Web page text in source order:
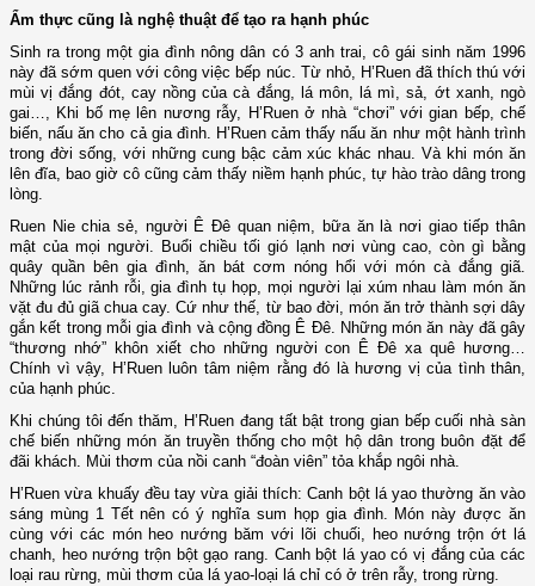
Ẩm thực cũng là nghệ thuật để tạo ra hạnh phúc
Sinh ra trong một gia đình nông dân có 3 anh trai, cô gái sinh năm 1996
này đã sớm quen với công việc bếp núc. Từ nhỏ, H’Ruen đã thích thú với
mùi vị đắng đót, cay nồng của cà đắng, lá môn, lá mì, sả, ớt xanh, ngò
gai…, Khi bố mẹ lên nương rẫy, H’Ruen ở nhà “chơi” với gian bếp, chế
biến, nấu ăn cho cả gia đình. H’Ruen cảm thấy nấu ăn như một hành trình
trong đời sống, với những cung bậc cảm xúc khác nhau. Và khi món ăn
lên đĩa, bao giờ cô cũng cảm thấy niềm hạnh phúc, tự hào trào dâng trong
lòng.
Ruen Nie chia sẻ, người Ê Đê quan niệm, bữa ăn là nơi giao tiếp thân
mật của mọi người. Buổi chiều tối gió lạnh nơi vùng cao, còn gì bằng
quây quần bên gia đình, ăn bát cơm nóng hổi với món cà đắng giã.
Những lúc rảnh rỗi, gia đình tụ họp, mọi người lại xúm nhau làm món ăn
vặt đu đủ giã chua cay. Cứ như thế, từ bao đời, món ăn trở thành sợi dây
gắn kết trong mỗi gia đình và cộng đồng Ê Đê. Những món ăn này đã gây
“thương nhớ” khôn xiết cho những người con Ê Đê xa quê hương…
Chính vì vậy, H’Ruen luôn tâm niệm rằng đó là hương vị của tình thân,
của hạnh phúc.
Khi chúng tôi đến thăm, H’Ruen đang tất bật trong gian bếp cuối nhà sàn
chế biến những món ăn truyền thống cho một hộ dân trong buôn đặt để
đãi khách. Mùi thơm của nồi canh “đoàn viên” tỏa khắp ngôi nhà.
H’Ruen vừa khuấy đều tay vừa giải thích: Canh bột lá yao thường ăn vào
sáng mùng 1 Tết nên có ý nghĩa sum họp gia đình. Món này được ăn
cùng với các món heo nướng băm với lõi chuối, heo nướng trộn ớt lá
chanh, heo nướng trộn bột gạo rang. Canh bột lá yao có vị đắng của các
loại rau rừng, mùi thơm của lá yao-loại lá chỉ có ở trên rẫy, trong rừng.